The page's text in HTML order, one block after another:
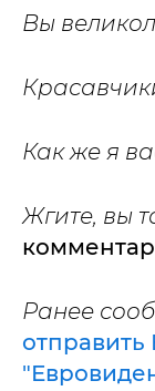
Вы
Как же я
Жгите, вы
Ранее
отправить